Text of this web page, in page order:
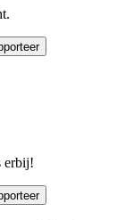
erbij!